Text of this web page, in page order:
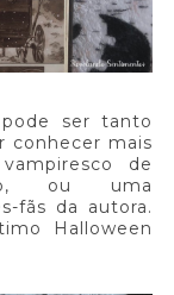
ser tanto
conhecer mais
de
ou uma
fãs da autora.
Halloween